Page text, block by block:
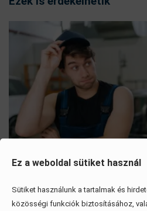
Ez a weboldal sütiket használ
Sütiket használunk a tartalmak és
közösségi funkciók biztosításához,
Mítoszok, amiktől mi is csak